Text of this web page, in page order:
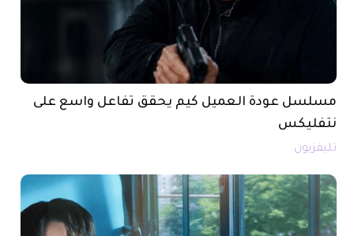
مسلسل عودة العميل كيم يحقق تفاعل واسع على
نتفليكس
تليفزيون